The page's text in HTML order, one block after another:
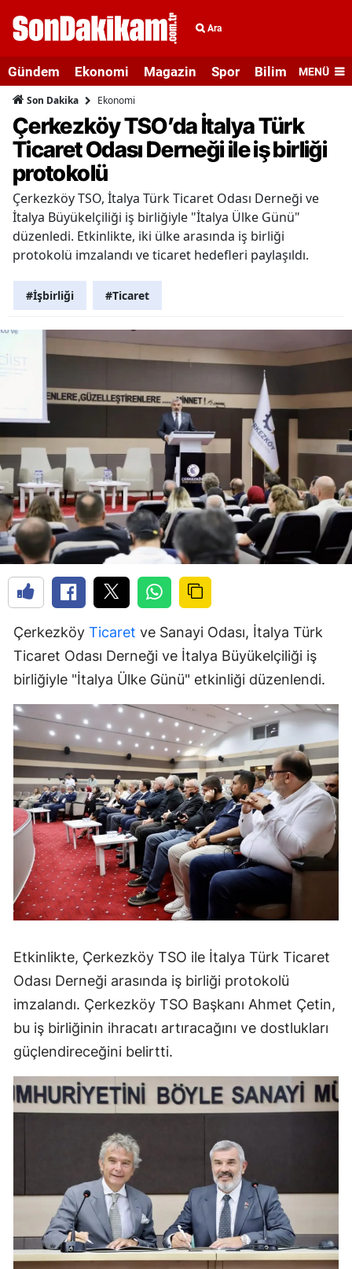
Ara
Gündem Ekonomi Magazin Spor Bilim veMENÜ
Son Dakika Ekonomi
Çerkezköy TSO’da İtalya Türk
Ticaret Odası Derneği ile iş birliği
protokolü
Çerkezköy TSO, İtalya Türk Ticaret Odası Derneği ve
İtalya Büyükelçiliği iş birliğiyle "İtalya Ülke Günü"
düzenledi. Etkinlikte, iki ülke arasında iş birliği
protokolü imzalandı ve ticaret hedefleri paylaşıldı.
#İşbirliği #Ticaret
Çerkezköy Ticaret ve Sanayi Odası, İtalya Türk
Ticaret Odası Derneği ve İtalya Büyükelçiliği iş
birliğiyle "İtalya Ülke Günü" etkinliği düzenlendi.
Etkinlikte, Çerkezköy TSO ile İtalya Türk Ticaret
Odası Derneği arasında iş birliği protokolü
imzalandı. Çerkezköy TSO Başkanı Ahmet Çetin,
bu iş birliğinin ihracatı artıracağını ve dostlukları
güçlendireceğini belirtti.